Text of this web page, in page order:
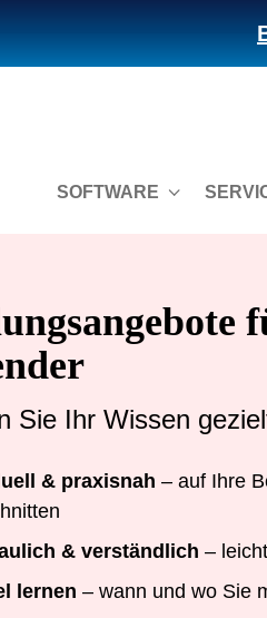
SOFTWARE
Sie Ihr Wissen
& praxisnah – auf Ihre
& verständlich –
lernen – wann und wo Sie